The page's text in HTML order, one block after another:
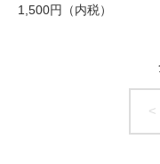
1,500円（内税）
<